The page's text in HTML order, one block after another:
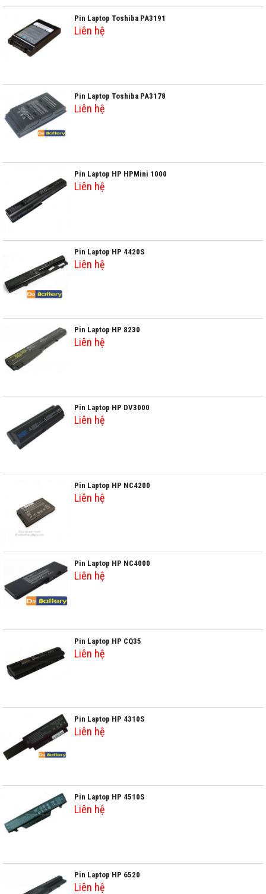
Pin Laptop Toshiba PA3191
Liên hệ
Pin Laptop Toshiba PA3178
Liên hệ
Pin Laptop HP HPMini 1000
Liên hệ
Pin Laptop HP 4420S
Liên hệ
Pin Laptop HP 8230
Liên hệ
Pin Laptop HP DV3000
Liên hệ
Pin Laptop HP NC4200
Liên hệ
Pin Laptop HP NC4000
Liên hệ
Pin Laptop HP CQ35
Liên hệ
Pin Laptop HP 4310S
Liên hệ
Pin Laptop HP 4510S
Liên hệ
Pin Laptop HP 6520
Liên hệ